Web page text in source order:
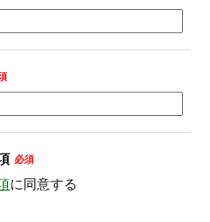
必須
に同意する